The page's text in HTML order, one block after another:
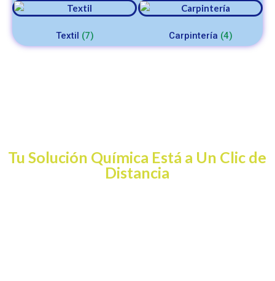
Textil (7) Carpintería (4)
Tu Solución Química Está a Un Clic de
Distancia